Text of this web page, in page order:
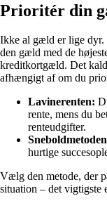
Prioritér din
Ikke al gæld er lige dyr.
den gæld med de
kreditkortgæld. Det
afhængigt af om du
Lavinerenten:
rente, mens du
renteudgifter.
hurtige
Vælg den metode, der
situation – det vigtigste